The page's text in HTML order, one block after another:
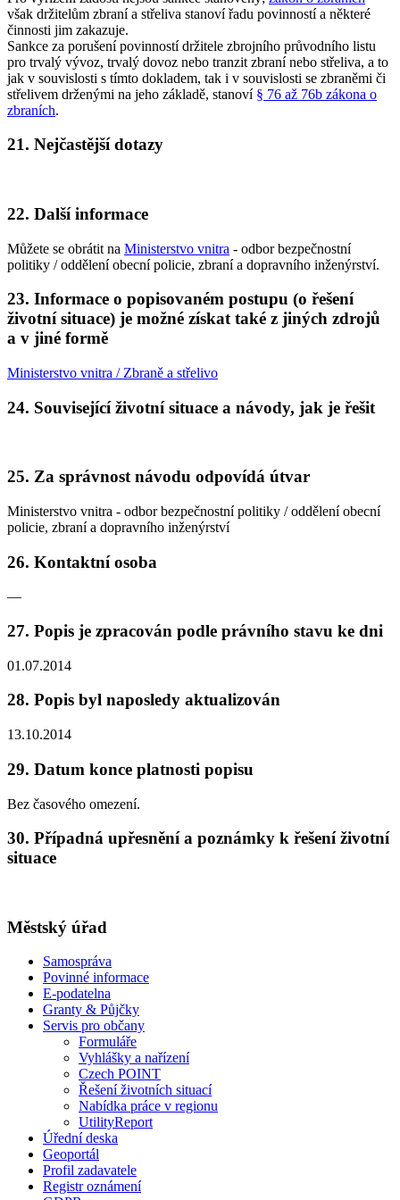
však držitelům zbraní a střeliva stanoví řadu povinností a některé
činnosti jim zakazuje.
Sankce za porušení povinností držitele zbrojního průvodního listu
pro trvalý vývoz, trvalý dovoz nebo tranzit zbraní nebo střeliva, a to
jak v souvislosti s tímto dokladem, tak i v souvislosti se zbraněmi či
střelivem drženými na jeho základě, stanoví § 76 až 76b zákona o
zbraních.
21. Nejčastější dotazy
22. Další informace
Můžete se obrátit na Ministerstvo vnitra - odbor bezpečnostní
politiky / oddělení obecní policie, zbraní a dopravního inženýrství.
23. Informace o popisovaném postupu (o řešení
životní situace) je možné získat také z jiných zdrojů
a v jiné formě
Ministerstvo vnitra / Zbraně a střelivo
24. Související životní situace a návody, jak je řešit
25. Za správnost návodu odpovídá útvar
Ministerstvo vnitra - odbor bezpečnostní politiky / oddělení obecní
policie, zbraní a dopravního inženýrství
26. Kontaktní osoba
—
27. Popis je zpracován podle právního stavu ke dni
01.07.2014
28. Popis byl naposledy aktualizován
13.10.2014
29. Datum konce platnosti popisu
Bez časového omezení.
30. Případná upřesnění a poznámky k řešení životní
situace
Městský úřad
Samospráva
Povinné informace
E-podatelna
Granty & Půjčky
Servis pro občany
Formuláře
Vyhlášky a nařízení
Czech POINT
Řešení životních situací
Nabídka práce v regionu
UtilityReport
Úřední deska
Geoportál
Profil zadavatele
Registr oznámení